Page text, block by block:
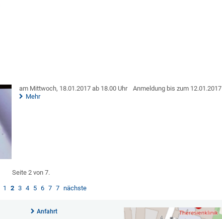
am Mittwoch, 18.01.2017 ab 18.00 Uhr
Anmeldung bis zum 12.01.2017
Mehr
Seite 2 von 7.
1 2 3 4 5 6 7 7 nächste
Anfahrt